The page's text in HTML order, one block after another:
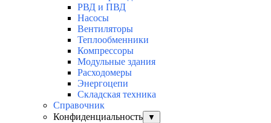
РВД и ПВД
Насосы
Вентиляторы
Теплообменники
Компрессоры
Модульные здания
Расходомеры
Энергоцепи
Складская техника
Справочник
Конфиденциальность
▼